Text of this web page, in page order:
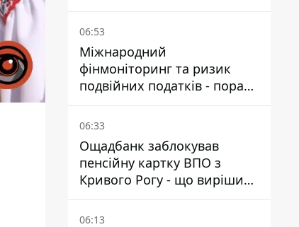
2022 року народження
06:53
Міжнародний
фінмоніторинг та ризик
подвійних податків - поради
українцям в Польщі
06:33
Ощадбанк заблокував
пенсійну картку ВПО з
Кривого Рогу - що вирішив
суд
06:13